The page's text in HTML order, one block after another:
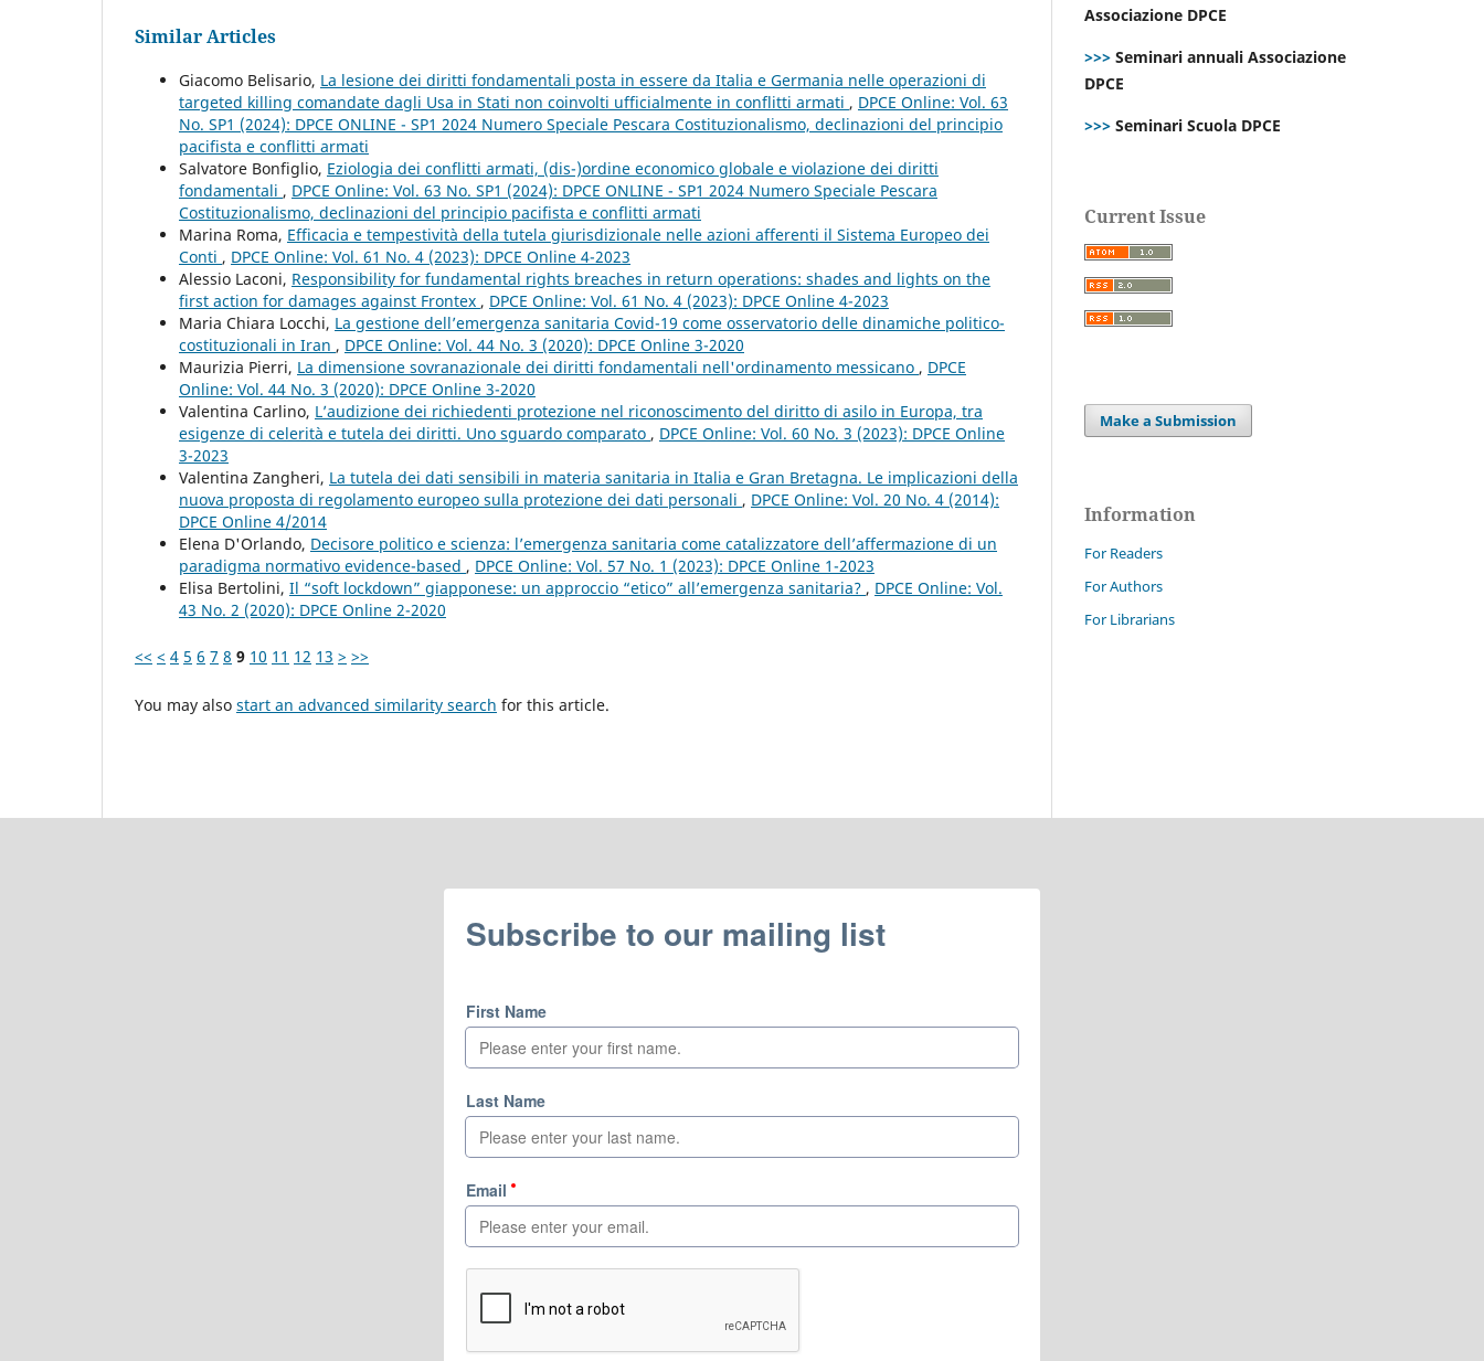
Similar Articles
Giacomo Belisario, La lesione dei diritti fondamentali posta in essere da Italia e Germania nelle operazioni di
targeted killing comandate dagli Usa in Stati non coinvolti ufficialmente in conflitti armati , DPCE Online: Vol. 63
No. SP1 (2024): DPCE ONLINE - SP1 2024 Numero Speciale Pescara Costituzionalismo, declinazioni del principio
pacifista e conflitti armati
Salvatore Bonfiglio, Eziologia dei conflitti armati, (dis-)ordine economico globale e violazione dei diritti
fondamentali , DPCE Online: Vol. 63 No. SP1 (2024): DPCE ONLINE - SP1 2024 Numero Speciale Pescara
Costituzionalismo, declinazioni del principio pacifista e conflitti armati
Marina Roma, Efficacia e tempestività della tutela giurisdizionale nelle azioni afferenti il Sistema Europeo dei
Conti , DPCE Online: Vol. 61 No. 4 (2023): DPCE Online 4-2023
Alessio Laconi, Responsibility for fundamental rights breaches in return operations: shades and lights on the
first action for damages against Frontex , DPCE Online: Vol. 61 No. 4 (2023): DPCE Online 4-2023
Maria Chiara Locchi, La gestione dell’emergenza sanitaria Covid-19 come osservatorio delle dinamiche politico-
costituzionali in Iran , DPCE Online: Vol. 44 No. 3 (2020): DPCE Online 3-2020
Maurizia Pierri, La dimensione sovranazionale dei diritti fondamentali nell'ordinamento messicano , DPCE
Online: Vol. 44 No. 3 (2020): DPCE Online 3-2020
Valentina Carlino, L’audizione dei richiedenti protezione nel riconoscimento del diritto di asilo in Europa, tra
esigenze di celerità e tutela dei diritti. Uno sguardo comparato , DPCE Online: Vol. 60 No. 3 (2023): DPCE Online
3-2023
Valentina Zangheri, La tutela dei dati sensibili in materia sanitaria in Italia e Gran Bretagna. Le implicazioni della
nuova proposta di regolamento europeo sulla protezione dei dati personali , DPCE Online: Vol. 20 No. 4 (2014):
DPCE Online 4/2014
Elena D'Orlando, Decisore politico e scienza: l’emergenza sanitaria come catalizzatore dell’affermazione di un
paradigma normativo evidence-based , DPCE Online: Vol. 57 No. 1 (2023): DPCE Online 1-2023
Elisa Bertolini, Il “soft lockdown” giapponese: un approccio “etico” all’emergenza sanitaria? , DPCE Online: Vol.
43 No. 2 (2020): DPCE Online 2-2020
<< < 4 5 6 7 8 9 10 11 12 13 > >>
You may also start an advanced similarity search for this article.
Associazione DPCE
>>> Seminari annuali Associazione
DPCE
>>> Seminari Scuola DPCE
Current Issue
Make a Submission
Information
For Readers
For Authors
For Librarians